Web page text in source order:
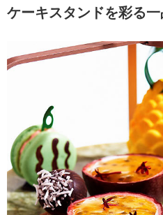
ケーキスタンドを彩る